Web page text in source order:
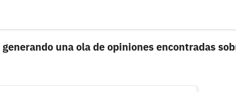
generando una ola de opiniones encontradas